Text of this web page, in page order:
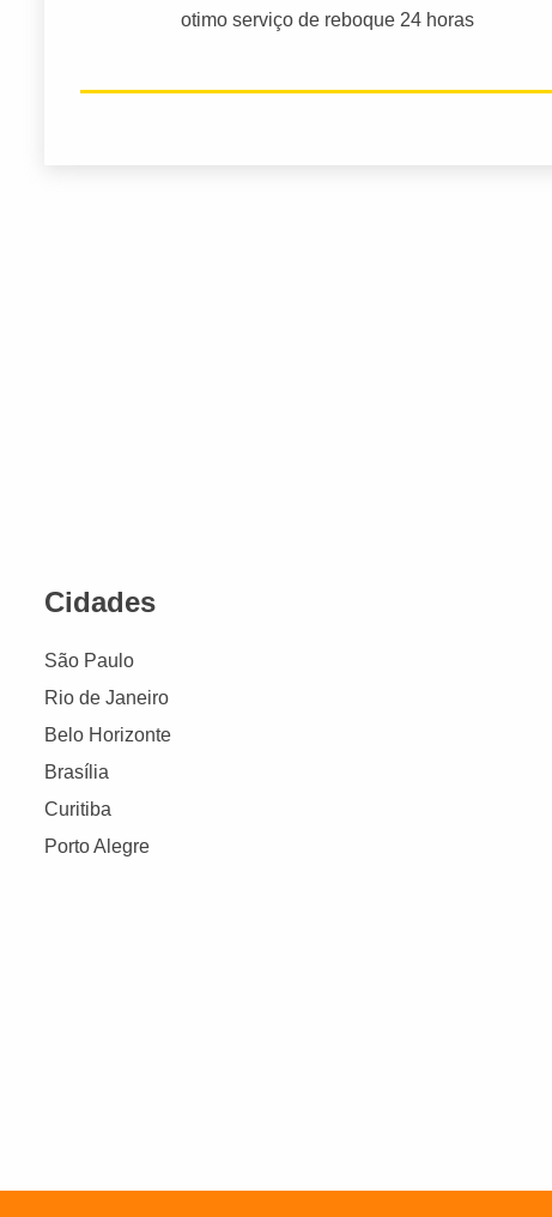
otimo serviço de reboque 24 horas
Cidades
São Paulo
Rio de Janeiro
Belo Horizonte
Brasília
Curitiba
Porto Alegre